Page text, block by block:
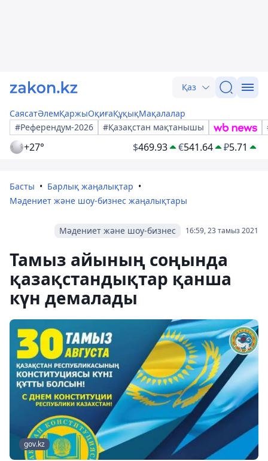
Қаз
СаясатӘлемҚаржыОқиғаҚұқықМақалалар
#Референдум-2026
#Қазақстан мақтанышы
+27° $469.93 €541.64 ₽5.71
Басты
Барлық жаңалықтар
Мәдениет және шоу-бизнес жаңалықтары
16:59, 23 тамыз 2021
Мәдениет және шоу-бизнес
Тамыз айының соңында
қазақстандықтар қанша
күн демалады
gov.kz